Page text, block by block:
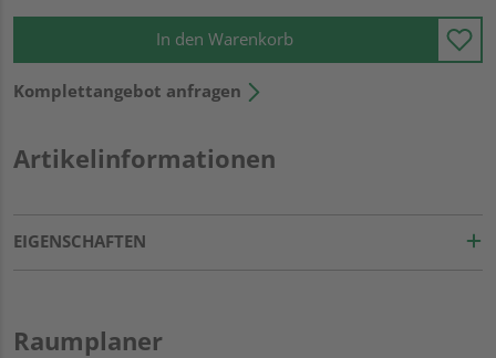
In den Warenkorb
Komplettangebot anfragen
Artikelinformationen
EIGENSCHAFTEN
Raumplaner